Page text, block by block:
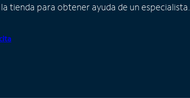
tienda para obtener ayuda de un especialista.